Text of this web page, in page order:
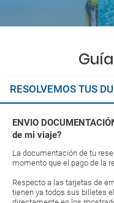
RESOLVEMOS TUS
ENVIO
de mi viaje?
La documentación de tu
momento que el pago de la
Respecto a las tarjetas de
tienen ya todos sus billetes